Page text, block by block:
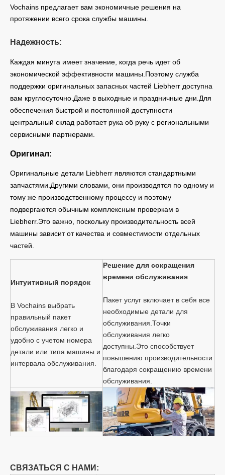
Vochains предлагает вам экономичные решения на
протяжении всего срока службы машины.
Надежность:
Каждая минута имеет значение, когда речь идет об
экономической эффективности машины.Поэтому служба
поддержки оригинальных запасных частей Liebherr доступна
вам круглосуточно.Даже в выходные и праздничные дни.Для
обеспечения быстрой и постоянной доступности
центральный склад работает рука об руку с региональными
сервисными партнерами.
Оригинал:
Оригинальные детали Liebherr являются стандартными
запчастями.Другими словами, они производятся по одному и
тому же производственному процессу и поэтому
подвергаются обычным комплексным проверкам в
Liebherr.Это важно, поскольку производительность всей
машины зависит от качества и совместимости отдельных
частей.
Интуитивный порядок
В Vochains выбрать
правильный пакет
обслуживания легко и
удобно с учетом номера
детали или типа машины и
интервала обслуживания.
Решение для сокращения
времени обслуживания
Пакет услуг включает в себя все
необходимые детали для
обслуживания.Точки
обслуживания легко
доступны.Это способствует
повышению производительности
благодаря сокращению времени
обслуживания.
СВЯЗАТЬСЯ С НАМИ: